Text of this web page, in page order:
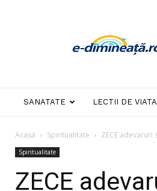
dimineata
SANATATE LECTII DE VIATA
Acasă Spiritualitate ZECE
Spiritualitate
ZECE